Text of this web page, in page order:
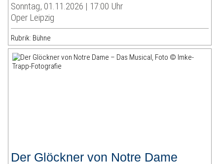
Sonntag, 01.11.2026 | 17:00 Uhr
Oper Leipzig
Rubrik: Bühne
Der Glöckner von Notre Dame